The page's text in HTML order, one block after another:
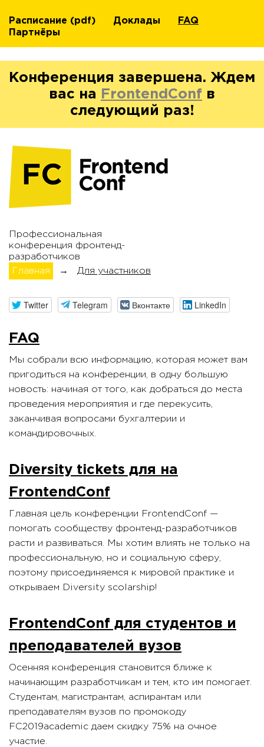
Расписание (pdf) Доклады
FAQ
Партнёры
Конференция завершена. Ждем
вас на
FrontendConf в
следующий раз!
Профессиональная
конференция фронтенд-
разработчиков
Главная
→ Для участников
Для участников
Twitter Telegram Вконтакте LinkedIn
FAQ
Мы собрали всю информацию, которая может вам
пригодиться на конференции, в одну большую
новость: начиная от того, как добраться до места
проведения мероприятия и где перекусить,
заканчивая вопросами бухгалтерии и
командировочных.
Diversity tickets для на
FrontendConf
Главная цель конференции FrontendConf —
помогать сообществу фронтенд-разработчиков
расти и развиваться. Мы хотим влиять не только на
профессиональную, но и социальную сферу,
поэтому присоединяемся к мировой практике и
открываем Diversity scolarship!
FrontendConf для студентов и
преподавателей вузов
Осенняя конференция становится ближе к
начинающим разработчикам и тем, кто им помогает.
Студентам, магистрантам, аспирантам или
преподавателям вузов по промокоду
FC2019academic даем скидку 75% на очное
участие.